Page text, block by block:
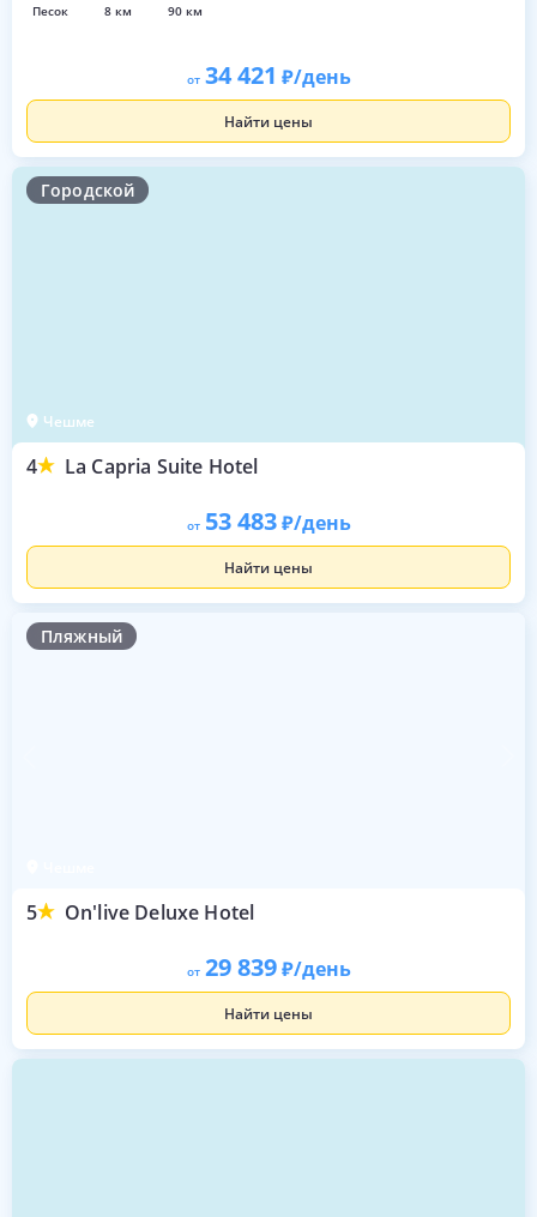
песок 8 км 90 км
от 34 421 /день
Найти цены
Городской
Чешме
4 La Capria Suite Hotel
от 53 483 /день
Найти цены
Пляжный
5 On'live Deluxe Hotel
от 29 839 /день
Найти цены